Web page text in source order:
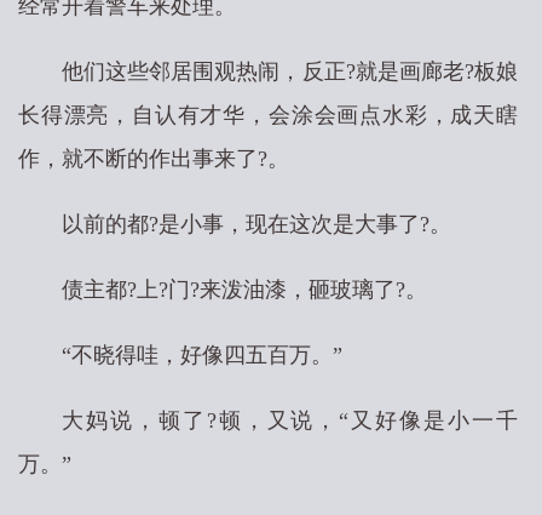
经常开着警车来处理。
他们这些邻居围观热闹，反正?就是画廊老?板娘
长得漂亮，自认有才华，会涂会画点水彩，成天瞎
作，就不断的作出事来了?。
以前的都?是小事，现在这次是大事了?。
债主都?上?门?来泼油漆，砸玻璃了?。
“不晓得哇，好像四五百万。”
大妈说，顿了?顿，又说，“又好像是小一千
万。”